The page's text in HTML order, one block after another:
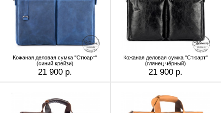
Кожаная деловая сумка "Стюарт"
(синий крейзи)
21 900 р.
Кожаная деловая сумка "Стюарт"
(глянец чёрный)
21 900 р.